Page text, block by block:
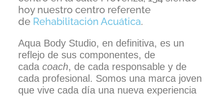
hoy nuestro centro referente
de Rehabilitación Acuática.
Aqua Body Studio, en definitiva, es un
reflejo de sus componentes, de
cada coach, de cada responsable y de
cada profesional. Somos una marca joven
que vive cada día una nueva experiencia